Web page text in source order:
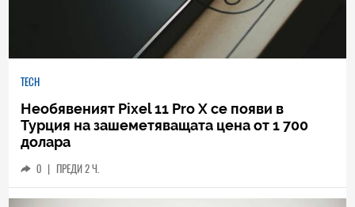
TECH
Необявеният Pixel 11 Pro X се появи в
Турция на зашеметяващата цена от 1 700
долара
0 | ПРЕДИ 2 Ч.